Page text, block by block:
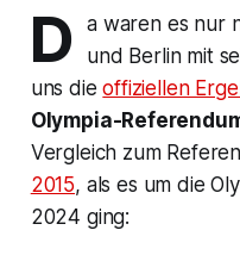
D
a waren es nur
und Berlin mit
uns dieoffiziellen
Olympia-
Vergleich zum
2015, als es um die
2024 ging: